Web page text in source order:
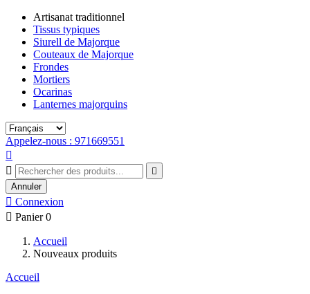
Artisanat traditionnel
Tissus typiques
Siurell de Majorque
Couteaux de Majorque
Frondes
Mortiers
Ocarinas
Lanternes majorquins
Appelez-nous : 971669551



Annuler
 Connexion
 Panier 0
Accueil
Nouveaux produits
Accueil